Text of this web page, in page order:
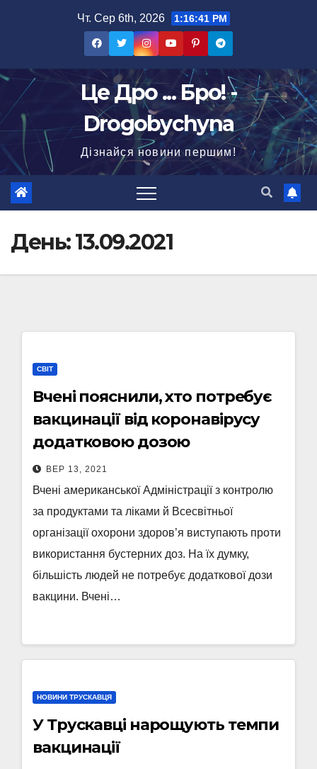
Чт. Сер 6th, 2026 1:16:42 PM
Це Дро ... Бро! -
Drogobychyna
Дізнайся новини першим!
День:13.09.2021
СВІТ
Вчені пояснили, хто потребує
вакцинації від коронавірусу
додатковою дозою
ВЕР 13, 2021
Вчені американської Адміністрації з контролю
за продуктами та ліками й Всесвітньої
організації охорони здоров’я виступають проти
використання бустерних доз. На їх думку,
більшість людей не потребує додаткової дози
вакцини. Вчені…
НОВИНИ ТРУСКАВЦЯ
У Трускавці нарощують темпи
вакцинації